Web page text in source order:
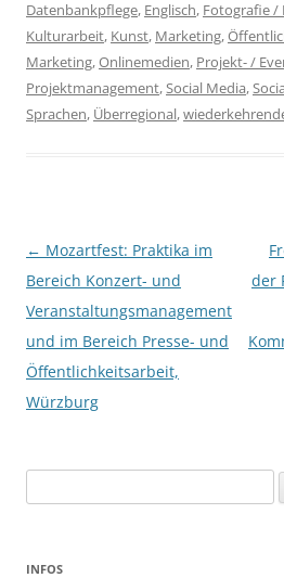
Datenbankpflege, Englisch, Fotografie /
Kulturarbeit, Kunst, Marketing,
Marketing,Onlinemedien, Projekt- /
Projektmanagement,Social Media,
Sprachen, Überregional,
Beitragsnavigation
← Mozartfest: Praktika im
Bereich Konzert- und
Veranstaltungsmanagement
und im Bereich Presse- und
Öffentlichkeitsarbeit,
Würzburg
der
nach:
INFOS